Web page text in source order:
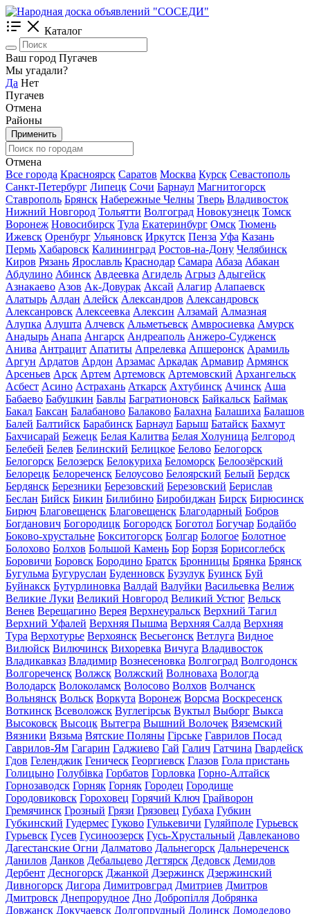
Каталог
Ваш город Пугачев
Мы угадали?
Да Нет
Пугачев
Отмена
Районы
Применить
Отмена
Все города Красноярск Саратов Москва Курск Севастополь
Санкт-Петербург Липецк Сочи Барнаул Магнитогорск
Ставрополь Брянск Набережные Челны Тверь Владивосток
Нижний Новгород Тольятти Волгоград Новокузнецк Томск
Воронеж Новосибирск Тула Екатеринбург Омск Тюмень
Ижевск Оренбург Ульяновск Иркутск Пенза Уфа Казань
Пермь Хабаровск Калининград Ростов-на-Дону Челябинск
Киров Рязань Ярославль Краснодар Самара Абаза Абакан
Абдулино Абинск Авдеевка Агидель Агрыз Адыгейск
Азнакаево Азов Ак-Довурак Аксай Алагир Алапаевск
Алатырь Алдан Алейск Александров Александровск
Алексанровск Алексеевка Алексин Алзамай Алмазная
Алупка Алушта Алчевск Альметьевск Амвросиевка Амурск
Анадырь Анапа Ангарск Андреаполь Анжеро-Судженск
Анива Антрацит Апатиты Апрелевка Апшеронск Арамиль
Аргун Ардатов Ардон Арзамас Аркадак Армавир Армянск
Арсеньев Арск Артем Артемовск Артемовский Архангельск
Асбест Асино Астрахань Аткарск Ахтубинск Ачинск Аша
Бабаево Бабушкин Бавлы Багратионовск Байкальск Баймак
Бакал Баксан Балабаново Балаково Балахна Балашиха Балашов
Балей Балтийск Барабинск Барнаул Барыш Батайск Бахмут
Бахчисарай Бежецк Белая Калитва Белая Холуница Белгород
Белебей Белев Белинский Белицкое Белово Белогорск
Белогорск Белозерск Белокуриха Беломорск Белоозёрский
Белорецк Белореченск Белоусово Белоярский Белый Бердск
Бердянск Березники Березовский Березовский Берислав
Беслан Бийск Бикин Билибино Биробиджан Бирск Бирюсинск
Бирюч Благовещенск Благовещенск Благодарный Бобров
Богданович Богородицк Богородск Боготол Богучар Бодайбо
Боково-хрустальне Бокситогорск Болгар Бологое Болотное
Болохово Болхов Большой Камень Бор Борзя Борисоглебск
Боровичи Боровск Бородино Братск Бронницы Брянка Брянск
Бугульма Бугуруслан Буденновск Бузулук Буинск Буй
Буйнакск Бутурлиновка Валдай Валуйки Васильевка Велиж
Великие Луки Великий Новгород Великий Устюг Вельск
Венев Верещагино Верея Верхнеуральск Верхний Тагил
Верхний Уфалей Верхняя Пышма Верхняя Салда Верхняя
Тура Верхотурье Верхоянск Весьегонск Ветлуга Видное
Вилюйск Вилючинск Вихоревка Вичуга Владивосток
Владикавказ Владимир Вознесеновка Волгоград Волгодонск
Волгореченск Волжск Волжский Волноваха Вологда
Володарск Волоколамск Волосово Волхов Волчанск
Вольнянск Вольск Воркута Воронеж Ворсма Воскресенск
Воткинск Всеволожск Вуглегірськ Вуктыл Выборг Выкса
Высоковск Высоцк Вытегра Вышний Волочек Вяземский
Вязники Вязьма Вятские Поляны Гірське Гаврилов Посад
Гаврилов-Ям Гагарин Гаджиево Гай Галич Гатчина Гвардейск
Гдов Геленджик Геническ Георгиевск Глазов Гола пристань
Голицыно Голубівка Горбатов Горловка Горно-Алтайск
Горнозаводск Горняк Горняк Городец Городище
Городовиковск Гороховец Горячий Ключ Грайворон
Гремячинск Грозный Грязи Грязовец Губаха Губкин
Губкинский Гудермес Гуково Гулькевичи Гуляйполе Гурьевск
Гурьевск Гусев Гусиноозерск Гусь-Хрустальный Давлеканово
Дагестанские Огни Далматово Дальнегорск Дальнереченск
Данилов Данков Дебальцево Дегтярск Дедовск Демидов
Дербент Десногорск Джанкой Дзержинск Дзержинский
Дивногорск Дигора Димитровград Дмитриев Дмитров
Дмитровск Днепрорудное Дно Добропілля Добрянка
Довжанск Докучаевск Долгопрудный Долинск Домодедово